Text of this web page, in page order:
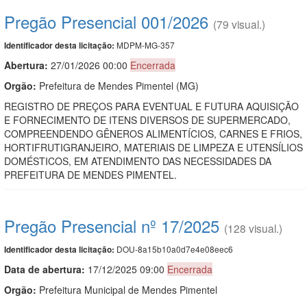
Pregão Presencial 001/2026 (79 visual.)
Identificador desta licitação: MDPM-MG-357
Abertura: 27/01/2026 00:00 Encerrada
Orgão: Prefeitura de Mendes Pimentel (MG)
REGISTRO DE PREÇOS PARA EVENTUAL E FUTURA AQUISIÇÃO
E FORNECIMENTO DE ITENS DIVERSOS DE SUPERMERCADO,
COMPREENDENDO GÊNEROS ALIMENTÍCIOS, CARNES E FRIOS,
HORTIFRUTIGRANJEIRO, MATERIAIS DE LIMPEZA E UTENSÍLIOS
DOMÉSTICOS, EM ATENDIMENTO DAS NECESSIDADES DA
PREFEITURA DE MENDES PIMENTEL.
Pregão Presencial nº 17/2025 (128 visual.)
Identificador desta licitação: DOU-8a15b10a0d7e4e08eec6
Data de abertura: 17/12/2025 09:00 Encerrada
Orgão: Prefeitura Municipal de Mendes Pimentel